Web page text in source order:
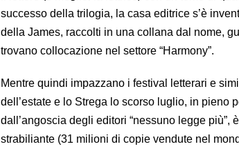
successo della trilogia, la casa editrice s’è
della James, raccolti in una collana dal nome,
trovano collocazione nel settore “Harmony”.
Mentre quindi impazzano i festival letterari e
dell’estate e lo Strega lo scorso luglio, in pieno
dall’angoscia degli editori “nessuno legge
strabiliante (31 milioni di copie vendute nel